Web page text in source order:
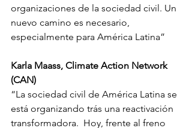
organizaciones de la sociedad civil. Un
nuevo camino es necesario,
especialmente para América Latina”
Karla Maass, Climate Action Network
(CAN)
“La sociedad civil de América Latina se
está organizando trás una reactivación
transformadora.  Hoy, frente al freno